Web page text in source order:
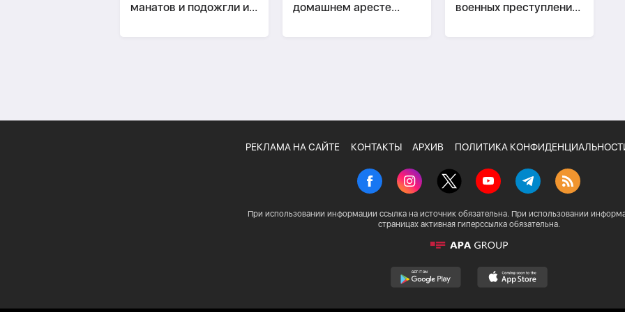
манатов и подожгли их
домашнем аресте
военных преступлениях
изменений-
РЕКЛАМА НА САЙТЕ КОНТАКТЫ АРХИВ ПОЛИТИКА
При использовании информации ссылка на источник обязательна. При использовании
страницах активная гиперссылка обязательна.